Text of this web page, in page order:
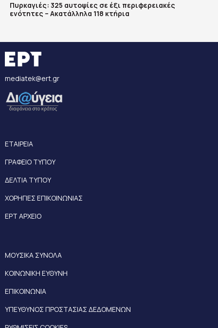
Πυρκαγιές: 325 αυτοψίες σε έξι περιφερειακές
ενότητες – Ακατάλληλα 118 κτήρια
mediatek@ert.gr
ΕΤΑΙΡΕΙΑ
ΓΡΑΦΕΙΟ ΤΥΠΟΥ
ΔΕΛΤΙΑ ΤΥΠΟΥ
ΧΟΡΗΓΙΕΣ ΕΠΙΚΟΙΝΩΝΙΑΣ
ΕΡΤ ΑΡΧΕΙΟ
ΜΟΥΣΙΚΑ ΣΥΝΟΛΑ
ΚΟΙΝΩΝΙΚΗ ΕΥΘΥΝΗ
ΕΠΙΚΟΙΝΩΝΙΑ
ΥΠΕΥΘΥΝΟΣ ΠΡΟΣΤΑΣΙΑΣ ΔΕΔΟΜΕΝΩΝ